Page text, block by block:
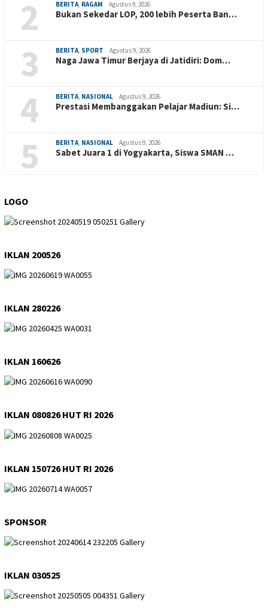
2 BERITA, RAGAM Agustus 9, 2026
Bukan Sekedar LOP, 200 lebih Peserta Ban…
3 BERITA, SPORT Agustus 9, 2026
Naga Jawa Timur Berjaya di Jatidiri: Dom…
4 BERITA, NASIONAL Agustus 9, 2026
Prestasi Membanggakan Pelajar Madiun: Si…
5 BERITA, NASIONAL Agustus 9, 2026
Sabet Juara 1 di Yogyakarta, Siswa SMAN …
LOGO
IKLAN 200526
IKLAN 280226
IKLAN 160626
IKLAN 080826 HUT RI 2026
IKLAN 150726 HUT RI 2026
SPONSOR
IKLAN 030525